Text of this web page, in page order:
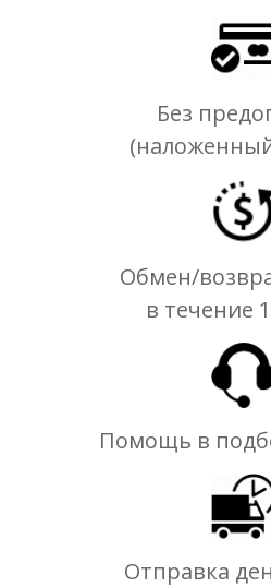
Без
Обмен/
в течение
Помощь в
Отправка